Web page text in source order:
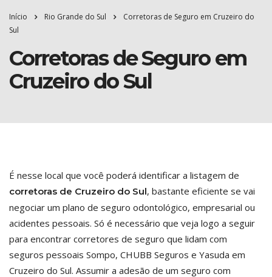
Início Rio Grande do Sul
Corretoras de Seguro em Cruzeiro do
Sul
Corretoras de Seguro em
Cruzeiro do Sul
É nesse local que você poderá identificar a listagem de
corretoras de Cruzeiro do Sul, bastante eficiente se vai
negociar um plano de seguro odontológico, empresarial ou
acidentes pessoais. Só é necessário que veja logo a seguir
para encontrar corretores de seguro que lidam com
seguros pessoais Sompo, CHUBB Seguros e Yasuda em
Cruzeiro do Sul. Assumir a adesão de um seguro com